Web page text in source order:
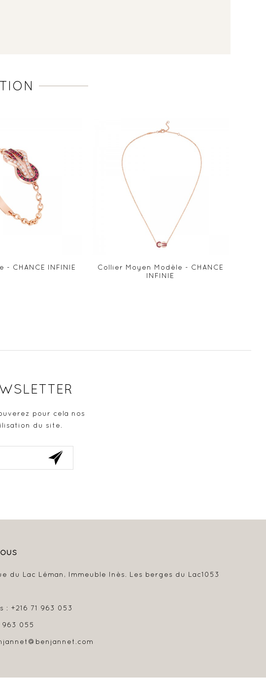
- CHANCE INFINIE
Collier Moyen Modèle - CHANCE
INFINIE
pour cela nos
du site.
du Lac Léman, Immeuble Inès. Les berges du Lac1053
: +216 71 963 053
963 055